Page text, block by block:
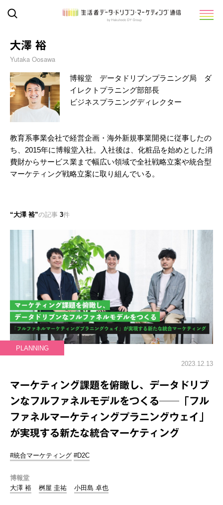
大澤 裕
Yutaka Oosawa
博報堂 データドリブンプラニング局 ダ
イレクトプラニング部部長
ビジネスプラニングディレクター
教育系事業会社で経営企画・海外新規事業開発に従事したの
ち、2015年に博報堂入社。入社後は、化粧品を始めとした消
費財からサービス業まで幅広い領域で全社戦略立案や統合型
マーケティング戦略立案に取り組んでいる。
大澤 裕 の記事 3件
PLANNING
2023.12.13
マーケティング課題を俯瞰し、データドリブ
ンなフルファネルモデルをつくる──「フル
ファネルマーケティングプラニングウェイ」
が実現する新たな統合マーケティング
#統合マーケティング #D2C
博報堂
大澤 裕
桝屋 圭祐 小田島 卓也